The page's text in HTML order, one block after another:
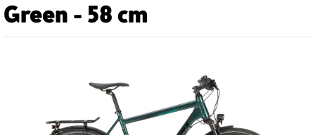
Green - 58 cm